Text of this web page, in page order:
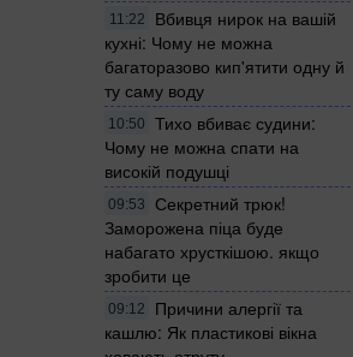
11:22
Вбивця нирок на вашій
кухні: Чому не можна
багаторазово кип'ятити одну й
ту саму воду
10:50
Тихо вбиває судини:
Чому не можна спати на
високій подушці
09:53
Секретний трюк!
Заморожена піца буде
набагато хрусткішою. якщо
зробити це
09:12
Причини алергії та
кашлю: Як пластикові вікна